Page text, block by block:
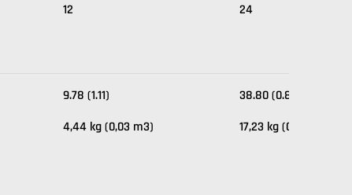
12 24
9.78 (1.11)
4,44 kg (0,03 m3)
38.80 (0.81)
17,23 kg (0,002 m3)